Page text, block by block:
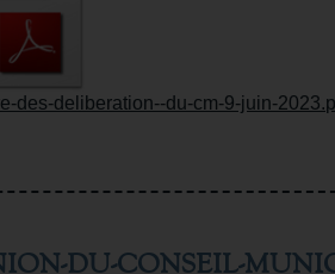
des-deliberation--du-cm-9-juin-
DU-CONSEIL-